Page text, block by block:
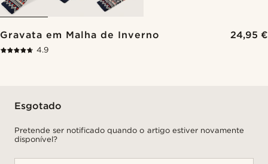
Gravata em Malha de Inverno 24,95 €
4.9
Esgotado
Pretende ser notificado quando o artigo estiver novamente
disponível?